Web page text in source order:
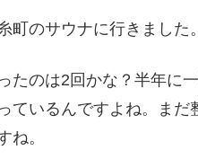
のサウナに行きました。
たのは2回かな？半年に
ているんですよね。まだ
ね。